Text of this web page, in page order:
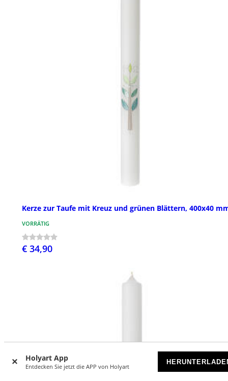
Holyart App
Entdecken Sie jetzt die APP von Holyart
Kerze zur Taufe mit Kreuz und grünen Blättern, 400x40
VORRÄTIG
€ 34,90